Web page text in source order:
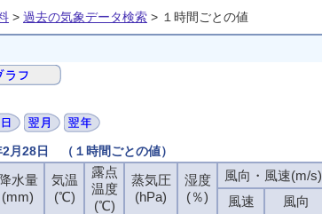
> 過去の気象データ検索 > １時間ごとの値
28日 （１時間ごとの値）
降水量
(mm)
気温
(℃)
露点
温度
(℃)
蒸気圧
(hPa)
湿度
(％)
風向・風速(m/s)
風速 風向
降水量
(mm)
気温
(℃)
露点
温度
(℃)
蒸気圧
(hPa)
湿度
(％)
風向・風速(m/s)
風速 風向
降水量
(mm)
気温
(℃)
露点
温度
(℃)
蒸気圧
(hPa)
湿度
(％)
風向・風速(m/s)
風速 風向
降水量
(mm)
気温
(℃)
露点
温度
(℃)
蒸気圧
(hPa)
湿度
(％)
風向・風速(m/s)
風速 風向